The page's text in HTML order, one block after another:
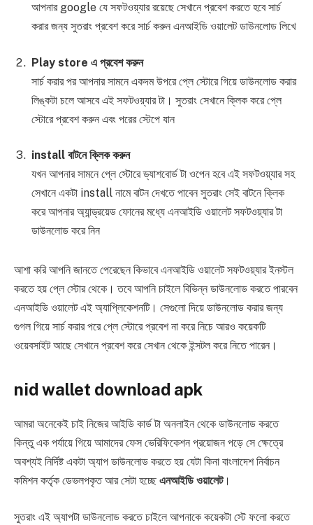
আপনার google যে সফটওয়্যার রয়েছে সেখানে প্রবেশ করতে হবে সার্চ
করার জন্য সুতরাং প্রবেশ করে সার্চ করুন এনআইডি ওয়ালেট ডাউনলোড লিখে
Play store এ প্রবেশ করুন
সার্চ করার পর আপনার সামনে একদম উপরে প্লে স্টোরে গিয়ে ডাউনলোড করার
লিঙ্কটা চলে আসবে এই সফটওয়্যার টা। সুতরাং সেখানে ক্লিক করে প্লে
স্টোরে প্রবেশ করুন এবং পরের স্টেপে যান
install বাটনে ক্লিক করুন
যখন আপনার সামনে প্লে স্টোরে ড্যাশবোর্ড টা ওপেন হবে এই সফটওয়্যার সহ
সেখানে একটা install নামে বাটন দেখতে পাবেন সুতরাং সেই বাটনে ক্লিক
করে আপনার অ্যান্ড্রয়েড ফোনের মধ্যে এনআইডি ওয়ালেট সফটওয়্যার টা
ডাউনলোড করে নিন
আশা করি আপনি জানতে পেরেছেন কিভাবে এনআইডি ওয়ালেট সফটওয়্যার ইনস্টল
করতে হয় প্লে স্টোর থেকে। তবে আপনি চাইলে বিভিন্ন ডাউনলোড করতে পারবেন
এনআইডি ওয়ালেট এই অ্যাপ্লিকেশনটি। সেগুলো দিয়ে ডাউনলোড করার জন্য
গুগল গিয়ে সার্চ করার পরে প্লে স্টোরে প্রবেশ না করে নিচে আরও কয়েকটি
ওয়েবসাইট আছে সেখানে প্রবেশ করে সেখান থেকে ইন্সটল করে নিতে পারেন।
nid wallet download apk
আমরা অনেকেই চাই নিজের আইডি কার্ড টা অনলাইন থেকে ডাউনলোড করতে
কিন্তু এক পর্যায়ে গিয়ে আমাদের ফেস ভেরিফিকেশন প্রয়োজন পড়ে সে ক্ষেত্রে
অবশ্যই নির্দিষ্ট একটা অ্যাপ ডাউনলোড করতে হয় যেটা কিনা বাংলাদেশ নির্বাচন
কমিশন কর্তৃক ডেভলপকৃত আর সেটা হচ্ছে এনআইডি ওয়ালেট।
সুতরাং এই অ্যাপটা ডাউনলোড করতে চাইলে আপনাকে কয়েকটা স্টে ফলো করতে